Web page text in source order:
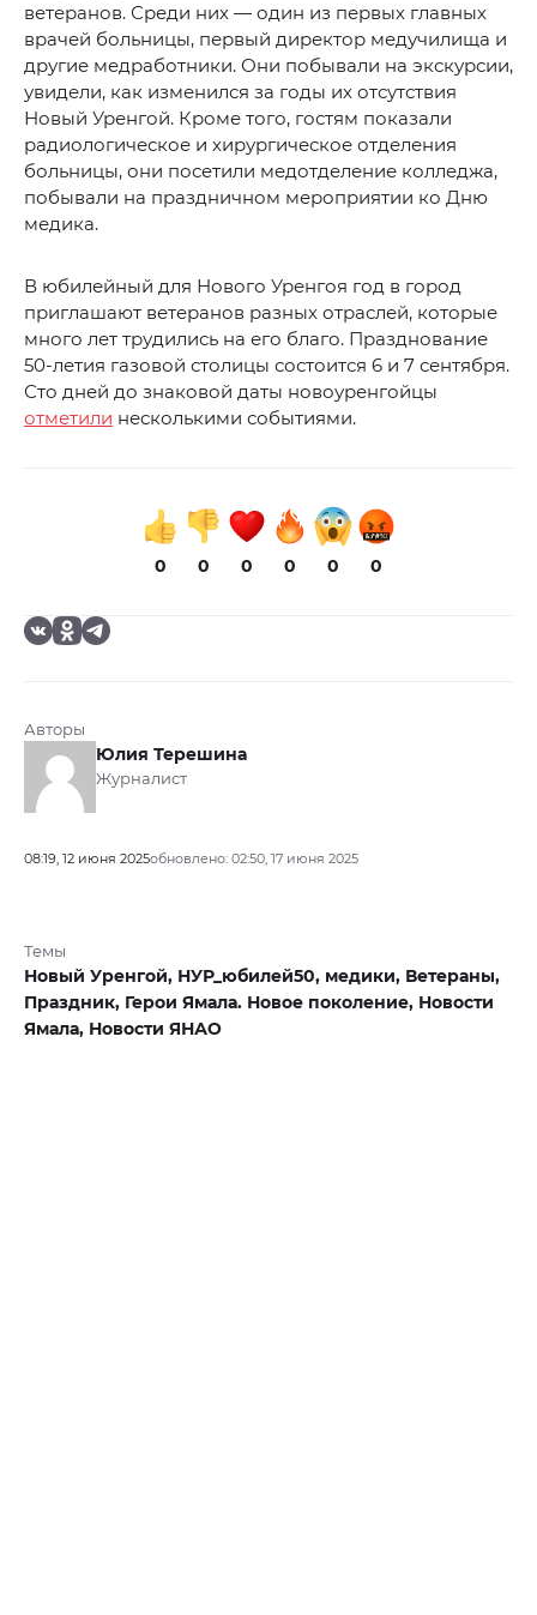
ветеранов. Среди них — один из первых главных
врачей больницы, первый директор медучилища и
другие медработники. Они побывали на экскурсии,
увидели, как изменился за годы их отсутствия
Новый Уренгой. Кроме того, гостям показали
радиологическое и хирургическое отделения
больницы, они посетили медотделение колледжа,
побывали на праздничном мероприятии ко Дню
медика.
В юбилейный для Нового Уренгоя год в город
приглашают ветеранов разных отраслей, которые
много лет трудились на его благо. Празднование
50-летия газовой столицы состоится 6 и 7 сентября.
Сто дней до знаковой даты новоуренгойцы
отметили несколькими событиями.
0 0 0 0 0 0
Авторы
Юлия Терешина
Журналист
08:19, 12 июня 2025обновлено: 02:50, 17 июня 2025
Темы
Новый Уренгой, НУР_юбилей50, медики, Ветераны,
Праздник, Герои Ямала. Новое поколение, Новости
Ямала, Новости ЯНАО